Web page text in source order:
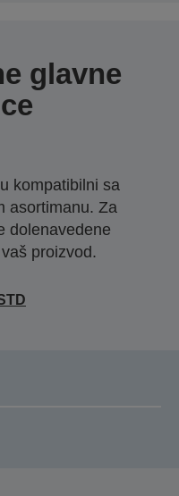
glavne
kompatibilni sa
asortimanu. Za
dolenavedene
proizvod.